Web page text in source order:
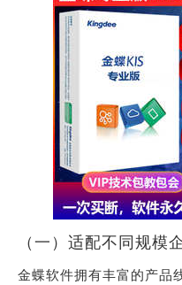
（一）适配不同规模
金蝶软件拥有丰富的产品